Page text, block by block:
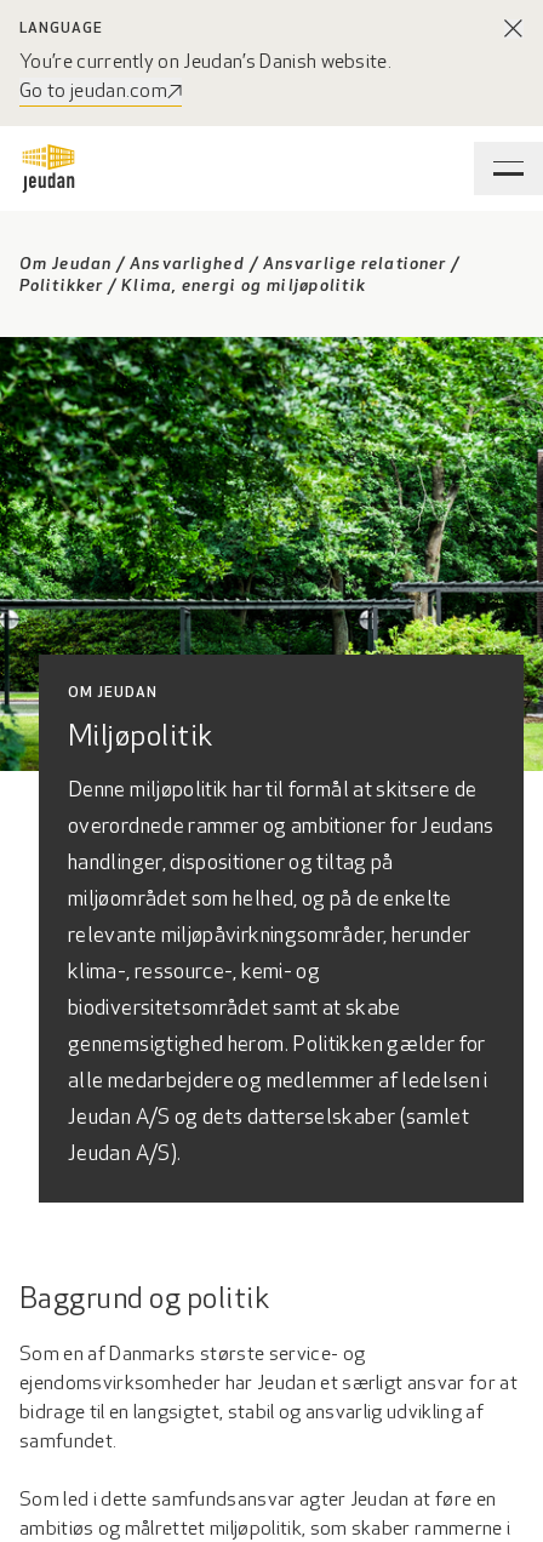
LANGUAGE
You’re currently on Jeudan’s Danish website.
Go to jeudan.com
Om Jeudan / Ansvarlighed / Ansvarlige relationer /
Politikker / Klima, energi og miljøpolitik
OM JEUDAN
Miljøpolitik
Denne miljøpolitik har til formål at skitsere de
overordnede rammer og ambitioner for Jeudans
handlinger, dispositioner og tiltag på
miljøområdet som helhed, og på de enkelte
relevante miljøpåvirkningsområder, herunder
klima-, ressource-, kemi- og
biodiversitetsområdet samt at skabe
gennemsigtighed herom. Politikken gælder for
alle medarbejdere og medlemmer af ledelsen i
Jeudan A/S og dets datterselskaber (samlet
Jeudan A/S).
Baggrund og politik
Som en af Danmarks største service- og
ejendomsvirksomheder har Jeudan et særligt ansvar for at
bidrage til en langsigtet, stabil og ansvarlig udvikling af
samfundet.
Som led i dette samfundsansvar agter Jeudan at føre en
ambitiøs og målrettet miljøpolitik, som skaber rammerne i